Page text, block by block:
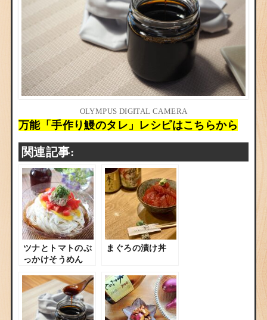
OLYMPUS DIGITAL CAMERA
万能「手作り鰻のタレ」レシピはこちらから
関連記事:
ツナとトマトのぶ
っかけそうめん
まぐろの漬け丼